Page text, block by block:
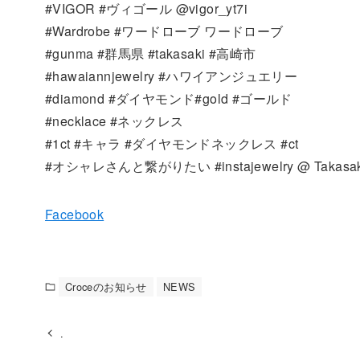
#VIGOR #ヴィゴール @vigor_yt7i
#Wardrobe #ワードローブ ワードローブ
#gunma #群馬県 #takasaki #高崎市
#hawaiannjewelry #ハワイアンジュエリー
#diamond #ダイヤモンド#gold #ゴールド
#necklace #ネックレス
#1ct #キャラ #ダイヤモンドネックレス #ct
#オシャレさんと繋がりたい #instajewelry @
Facebook
Croceのお知らせ NEWS
.